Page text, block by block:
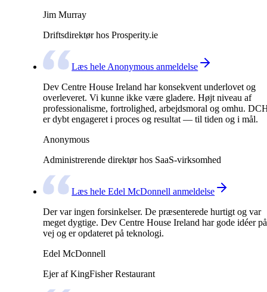
Jim Murray
Driftsdirektør hos Prosperity.ie
Læs hele Anonymous anmeldelse
Dev Centre House Ireland har konsekvent underlovet og
overleveret. Vi kunne ikke være gladere. Højt niveau af
professionalisme, fortrolighed, arbejdsmoral og omhu.
er dybt engageret i proces og resultat — til tiden og i mål.
Anonymous
Administrerende direktør hos SaaS-virksomhed
Læs hele Edel McDonnell anmeldelse
Der var ingen forsinkelser. De præsenterede hurtigt og var
meget dygtige. Dev Centre House Ireland har gode idéer på
vej og er opdateret på teknologi.
Edel McDonnell
Ejer af KingFisher Restaurant